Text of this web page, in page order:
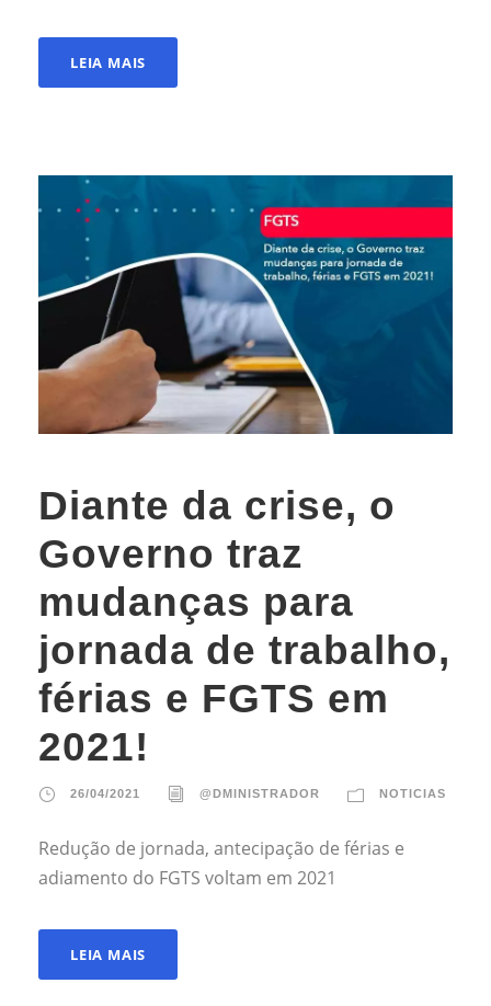
LEIA MAIS
Diante da crise, o
Governo traz
mudanças para
jornada de trabalho,
férias e FGTS em
2021!
26/04/2021 @DMINISTRADOR NOTICIAS
Redução de jornada, antecipação de férias e
adiamento do FGTS voltam em 2021
LEIA MAIS